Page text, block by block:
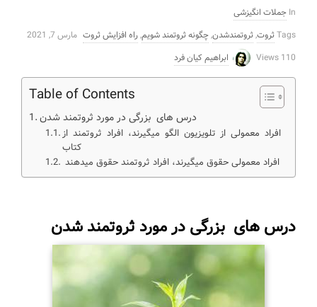
In جملات انگیزشی
Tagsثروت,ثروتمندشدن,چگونه ثروتمند شویم,راه افزایش ثروت مارس 7, 2021
110 Views
ابراهیم کیان فرد
Table of Contents
درس های بزرگی در مورد ثروتمند شدن
افراد معمولی از تلویزیون الگو میگیرند، افراد ثروتمند از
کتاب
افراد معمولی حقوق میگیرند، افراد ثروتمند حقوق میدهند
درس های بزرگی در مورد ثروتمند شدن